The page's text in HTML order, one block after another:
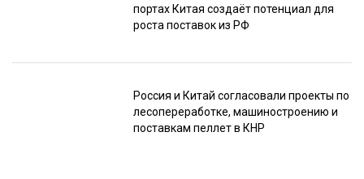
портах Китая создаёт потенциал для
роста поставок из РФ
Россия и Китай согласовали проекты по
лесопереработке, машиностроению и
поставкам пеллет в КНР